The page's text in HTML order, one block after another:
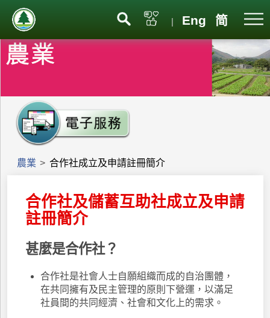
| Eng 简
農業 > 合作社成立及申請註冊簡介
合作社及儲蓄互助社成立及申請
註冊簡介
甚麼是合作社？
合作社是社會人士自願組織而成的自治團體，
在共同擁有及民主管理的原則下營運，以滿足
社員間的共同經濟、社會和文化上的需求。